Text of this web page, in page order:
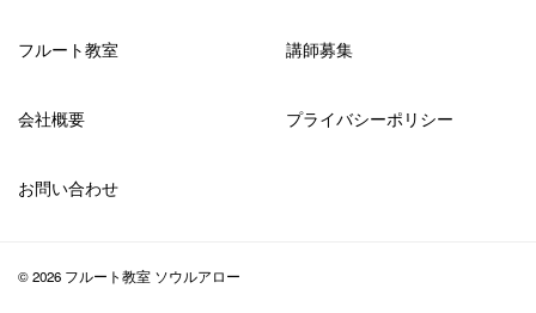
フルート教室 講師募集
会社概要 プライバシーポリシー
お問い合わせ
© 2026 フルート教室 ソウルアロー